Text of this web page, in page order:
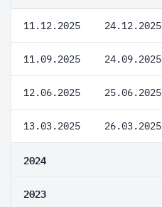
11.12.2025 24.12.2025
11.09.2025 24.09.2025
12.06.2025 25.06.2025
13.03.2025 26.03.2025
2024
2023